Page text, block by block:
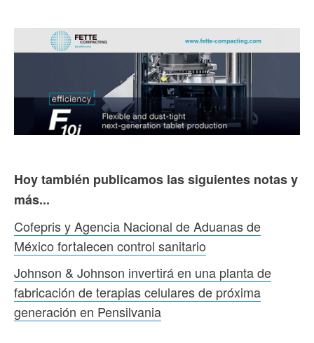
Hoy también publicamos las siguientes notas y
más...
Cofepris y Agencia Nacional de Aduanas de
México fortalecen control sanitario
Johnson & Johnson invertirá en una planta de
fabricación de terapias celulares de próxima
generación en Pensilvania